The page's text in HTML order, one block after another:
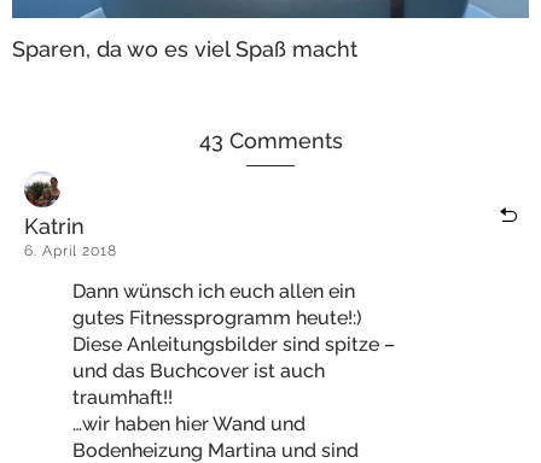
Sparen, da wo es viel Spaß macht
43 Comments
Katrin
6. April 2018
Dann wünsch ich euch allen ein
gutes Fitnessprogramm heute!:)
Diese Anleitungsbilder sind spitze –
und das Buchcover ist auch
traumhaft!!
…wir haben hier Wand und
Bodenheizung Martina und sind